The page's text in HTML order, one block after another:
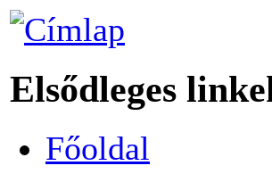
Elsődleges
Főoldal